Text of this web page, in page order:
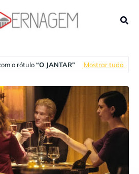
o rótulo O JANTAR Mostrar tudo